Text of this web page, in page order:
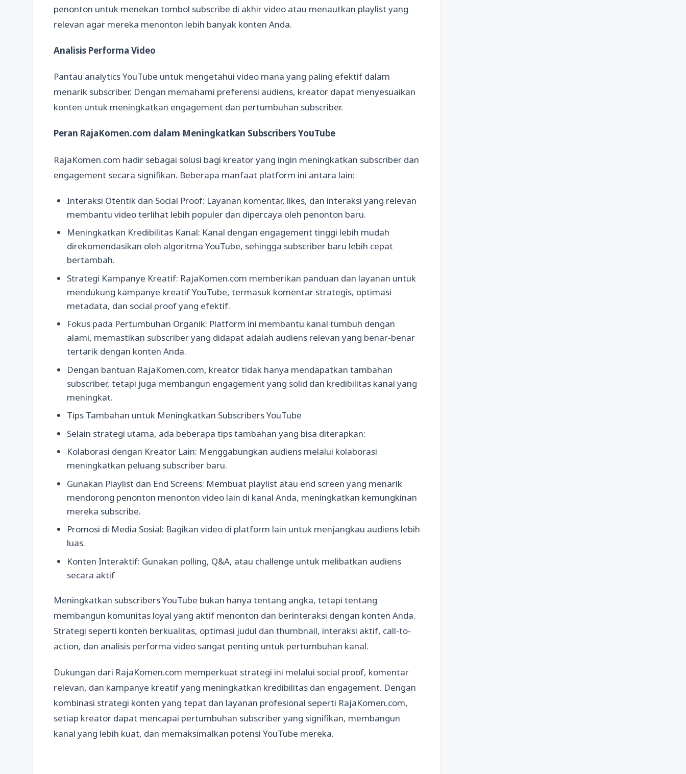
penonton untuk menekan tombol subscribe di akhir video atau menautkan playlist yang
relevan agar mereka menonton lebih banyak konten Anda.
Analisis Performa Video
Pantau analytics YouTube untuk mengetahui video mana yang paling efektif dalam
menarik subscriber. Dengan memahami preferensi audiens, kreator dapat menyesuaikan
konten untuk meningkatkan engagement dan pertumbuhan subscriber.
Peran RajaKomen.com dalam Meningkatkan Subscribers YouTube
RajaKomen.com hadir sebagai solusi bagi kreator yang ingin meningkatkan subscriber dan
engagement secara signifikan. Beberapa manfaat platform ini antara lain:
Interaksi Otentik dan Social Proof: Layanan komentar, likes, dan interaksi yang relevan
membantu video terlihat lebih populer dan dipercaya oleh penonton baru.
Meningkatkan Kredibilitas Kanal: Kanal dengan engagement tinggi lebih mudah
direkomendasikan oleh algoritma YouTube, sehingga subscriber baru lebih cepat
bertambah.
Strategi Kampanye Kreatif: RajaKomen.com memberikan panduan dan layanan untuk
mendukung kampanye kreatif YouTube, termasuk komentar strategis, optimasi
metadata, dan social proof yang efektif.
Fokus pada Pertumbuhan Organik: Platform ini membantu kanal tumbuh dengan
alami, memastikan subscriber yang didapat adalah audiens relevan yang benar-benar
tertarik dengan konten Anda.
Dengan bantuan RajaKomen.com, kreator tidak hanya mendapatkan tambahan
subscriber, tetapi juga membangun engagement yang solid dan kredibilitas kanal yang
meningkat.
Tips Tambahan untuk Meningkatkan Subscribers YouTube
Selain strategi utama, ada beberapa tips tambahan yang bisa diterapkan:
Kolaborasi dengan Kreator Lain: Menggabungkan audiens melalui kolaborasi
meningkatkan peluang subscriber baru.
Gunakan Playlist dan End Screens: Membuat playlist atau end screen yang menarik
mendorong penonton menonton video lain di kanal Anda, meningkatkan kemungkinan
mereka subscribe.
Promosi di Media Sosial: Bagikan video di platform lain untuk menjangkau audiens lebih
luas.
Konten Interaktif: Gunakan polling, Q&A, atau challenge untuk melibatkan audiens
secara aktif
Meningkatkan subscribers YouTube bukan hanya tentang angka, tetapi tentang
membangun komunitas loyal yang aktif menonton dan berinteraksi dengan konten Anda.
Strategi seperti konten berkualitas, optimasi judul dan thumbnail, interaksi aktif, call-to-
action, dan analisis performa video sangat penting untuk pertumbuhan kanal.
Dukungan dari RajaKomen.com memperkuat strategi ini melalui social proof, komentar
relevan, dan kampanye kreatif yang meningkatkan kredibilitas dan engagement. Dengan
kombinasi strategi konten yang tepat dan layanan profesional seperti RajaKomen.com,
setiap kreator dapat mencapai pertumbuhan subscriber yang signifikan, membangun
kanal yang lebih kuat, dan memaksimalkan potensi YouTube mereka.